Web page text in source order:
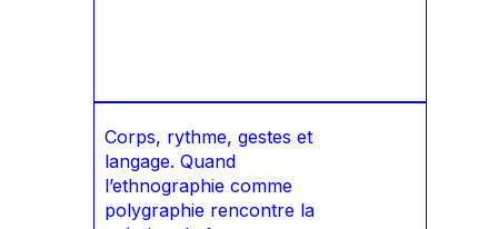
Corps, rythme, gestes et
langage. Quand
l’ethnographie comme
polygraphie rencontre la